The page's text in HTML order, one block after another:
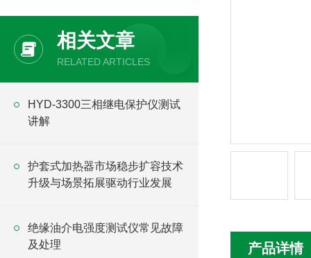
相关文章
RELATED ARTICLES
HYD-3300三相继电保护仪测试
讲解
护套式加热器市场稳步扩容技术
升级与场景拓展驱动行业发展
绝缘油介电强度测试仪常见故障
及处理
产品详情